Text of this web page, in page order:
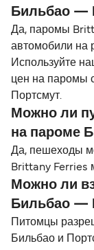
Бильбао —
Да, паромы
автомобили на
Используйте
цен на паромы
Портсмут.
Можно ли
на пароме
Да, пешеходы
Brittany Ferries
Можно ли
Бильбао —
Питомцы
Бильбао и